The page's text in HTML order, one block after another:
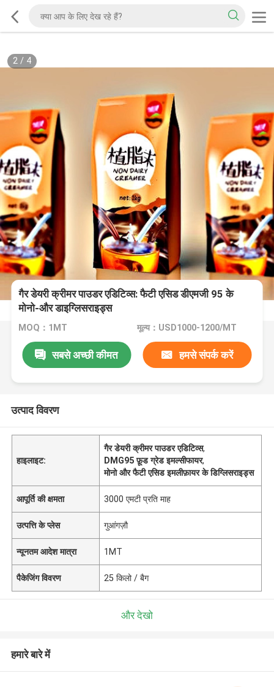
2/ 4
गैर डेयरी क्रीमर पाउडर एडिटिव्स: फैटी एसिड डीएमजी 95 के
मोनो-और डाइग्लिसराइड्स
MOQ：1MT मूल्य：USD1000-1200/MT
सबसे अच्छी कीमत हमसे संपर्क करें
उत्पाद विवरण
हाइलाइट:
गैर डेयरी क्रीमर पाउडर एडिटिव्स,
DMG95 फ़ूड ग्रेड इमल्सीफायर,
मोनो और फैटी एसिड इमलीफ़ायर के डिग्लिसराइड्स
आपूर्ति की क्षमता 3000 एमटी प्रति माह
उत्पत्ति के प्लेस गुआंगज़ौ
न्यूनतम आदेश मात्रा 1MT
पैकेजिंग विवरण 25 किलो / बैग
और देखो
हमारे बारे में